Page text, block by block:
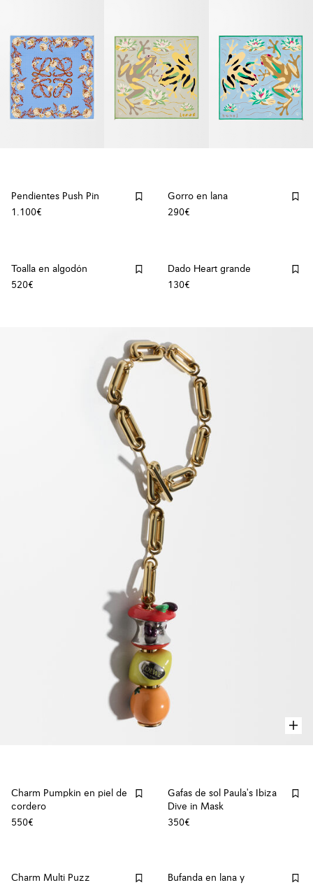
Pendientes Push Pin
1.100€
Gorro en lana
290€
Toalla en algodón
520€
Dado Heart grande
130€
Charm Pumpkin en piel de
cordero
550€
Gafas de sol Paula's Ibiza
Dive in Mask
350€
Charm Multi Puzz
Bufanda en lana y